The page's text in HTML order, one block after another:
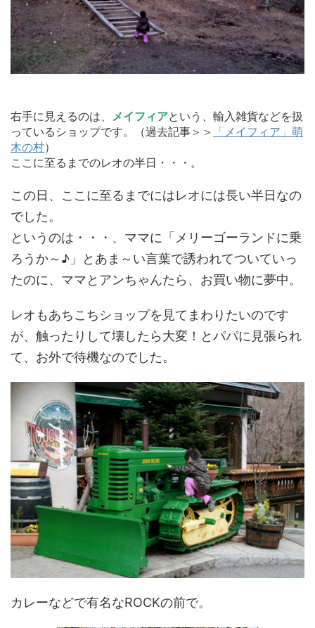
右手に見えるのは、 メイフィアという、輸入雑貨などを扱
っているショップです。（過去記事＞＞
「メイフィア」萌
木の村）
ここに至るまでのレオの半日・・・。
この日、ここに至るまでにはレオには長い半日なの
でした。
というのは・・・、ママに「メリーゴーランドに乗
ろうか～♪」とあま～い言葉で誘われてついていっ
たのに、ママとアンちゃんたら、お買い物に夢中。
レオもあちこちショップを見てまわりたいのです
が、触ったりして壊したら大変！とパパに見張られ
て、お外で待機なのでした。
カレーなどで有名なROCKの前で。